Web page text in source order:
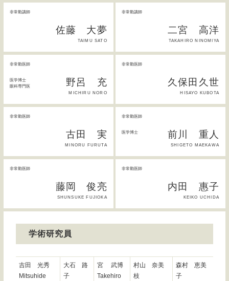
非常勤講師
佐藤 大夢
TAIMU SATO
非常勤講師
二宮 高洋
TAKAHIRO NINOMIYA
非常勤医師
医学博士
眼科専門医
野呂 充
MICHIRU NORO
非常勤医師
久保田久世
HISAYO KUBOTA
非常勤医師
古田 実
MINORU FURUTA
非常勤医師
医学博士 前川 重人
SHIGETO MAEKAWA
非常勤医師
藤岡 俊亮
SHUNSUKE FUJIOKA
非常勤医師
内田 惠子
KEIKO UCHIDA
学術研究員
吉田 光秀
Mitsuhide
大石 路
子
宮 武博
Takehiro
村山 奈美
枝
森村 恵美
子